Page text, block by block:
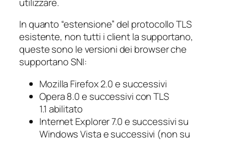
In quanto “estensione” del protocollo TLS
esistente, non tutti i client la supportano,
queste sono le versioni dei browser che
supportano SNI:
Mozilla Firefox 2.0 e successivi
Opera 8.0 e successivi con TLS
1.1 abilitato
Internet Explorer 7.0 e successivi su
Windows Vista e successivi (non su